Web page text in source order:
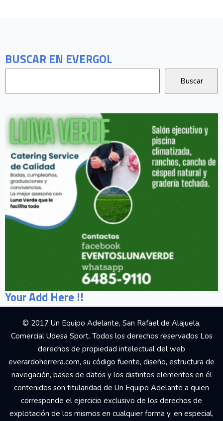
BUSCAR EN EVERGOL
Your Add Here !!
© 2017 Un Equipo Adelante, San Rafael de Alajuela,
Comercial Udesa Sport. Todos los derechos reservados Los
derechos de propiedad intelectual del web
everardoherrera.com, su código fuente, diseño, estructura de
navegación, bases de datos y los distintos elementos en él
contenidos son titularidad de Un Equipo Adelante a quien
corresponde el ejercicio exclusivo de los derechos de
explotación de los mismos en cualquier forma y, en especial,